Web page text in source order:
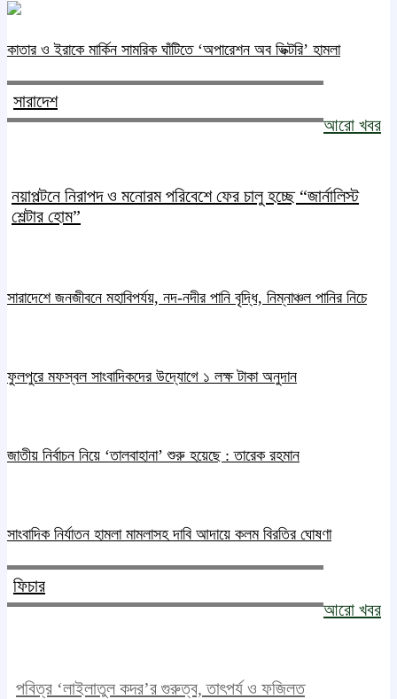
কাতার ও ইরাকে মার্কিন সামরিক ঘাঁটিতে ‘অপারেশন অব ভিক্টরি’ হামলা
আরো খবর
সারাদেশ
নয়াপল্টনে নিরাপদ ও মনোরম পরিবেশে ফের চালু হচ্ছে “জার্নালিস্ট
শেল্টার হোম”
সারাদেশে জনজীবনে মহাবিপর্যয়, নদ-নদীর পানি বৃদ্ধি, নিম্নাঞ্চল পানির নিচে
ফুলপুরে মফস্বল সাংবাদিকদের উদ্যোগে ১ লক্ষ টাকা অনুদান
জাতীয় নির্বাচন নিয়ে ‘তালবাহানা’ শুরু হয়েছে : তারেক রহমান
সাংবাদিক নির্যাতন হামলা মামলাসহ দাবি আদায়ে কলম বিরতির ঘোষণা
আরো খবর
ফিচার
পবিত্র ‘লাইলাতুল কদর’র গুরুত্ব, তাৎপর্য ও ফজিলত